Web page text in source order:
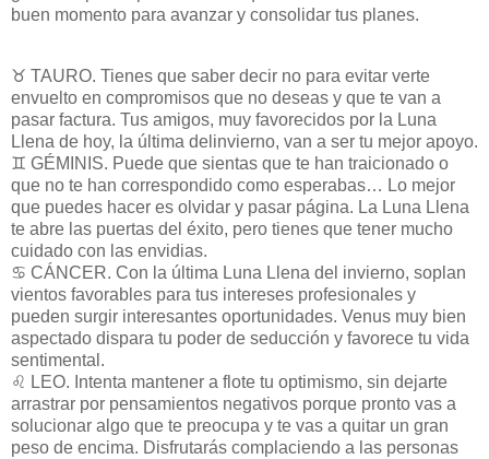
buen momento para avanzar y consolidar tus planes.
♉ TAURO. Tienes que saber decir no para evitar verte
envuelto en compromisos que no deseas y que te van a
pasar factura. Tus amigos, muy favorecidos por la Luna
Llena de hoy, la última delinvierno, van a ser tu mejor apoyo.
♊ GÉMINIS. Puede que sientas que te han traicionado o
que no te han correspondido como esperabas… Lo mejor
que puedes hacer es olvidar y pasar página. La Luna Llena
te abre las puertas del éxito, pero tienes que tener mucho
cuidado con las envidias.
♋ CÁNCER. Con la última Luna Llena del invierno, soplan
vientos favorables para tus intereses profesionales y
pueden surgir interesantes oportunidades. Venus muy bien
aspectado dispara tu poder de seducción y favorece tu vida
sentimental.
♌ LEO. Intenta mantener a flote tu optimismo, sin dejarte
arrastrar por pensamientos negativos porque pronto vas a
solucionar algo que te preocupa y te vas a quitar un gran
peso de encima. Disfrutarás complaciendo a las personas